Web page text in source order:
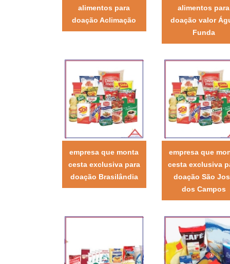
alimentos para
doação Aclimação
alimentos para
doação valor
Funda
empresa que monta
cesta exclusiva para
doação Brasilândia
empresa que
cesta exclusiva
doação São
dos Campos